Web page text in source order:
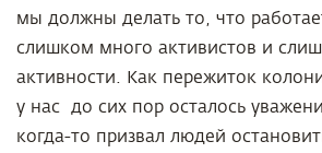
мы должны делать то, что
слишком много активистов и
активности. Как пережиток
у нас до сих пор осталось
когда-то призвал людей